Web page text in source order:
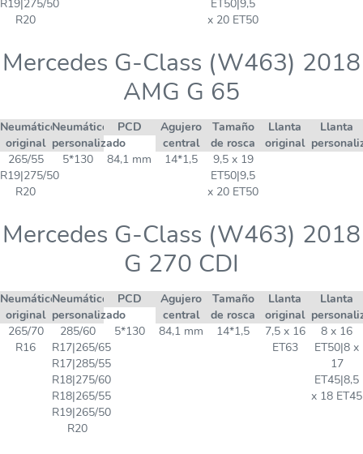
R19|275/50
R20
ET50|9,5
x 20 ET50
Mercedes G-Class (W463) 2018
AMG G 65
Neumático
original
Neumático
personalizado
PCD
Agujero
central
Tamaño
de rosca
Llanta
original
Llanta
265/55
R19|275/50
R20
5*130 84,1 mm 14*1,5
9,5 x 19
ET50|9,5
x 20 ET50
Mercedes G-Class (W463) 2018
G 270 CDI
Neumático
original
Neumático
personalizado
PCD
Agujero
central
Tamaño
de rosca
Llanta
original
Llanta
265/70
R16
285/60
R17|265/65
R17|285/55
R18|275/60
R18|265/55
R19|265/50
R20
5*130 84,1 mm 14*1,5
7,5 x 16
ET63
8 x 16
ET50|8 x
17
ET45|8,5
x 18 ET45